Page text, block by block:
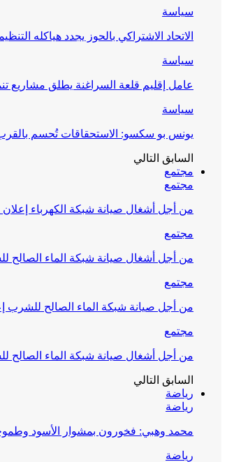
سياسة
الاتحاد الاشتراكي بالحوز يجدد هياكله
سياسة
عامل إقليم قلعة السراغنة يطلق مشاريع تنموية وتعليمية
سياسة
يونس بو سكسو: الاستحقاقات تُحسم
السابق التالي
مجتمع
مجتمع
من أجل أشغال صيانة شبكة الكهرباء إعلان
مجتمع
من أجل أشغال صيانة شبكة الماء الصالح
مجتمع
من أجل صيانة شبكة الماء الصالح للشرب
مجتمع
من أجل أشغال صيانة شبكة الماء الصالح
السابق التالي
رياضة
رياضة
محمد وهبي: فخورون بمشوار الأسود
رياضة